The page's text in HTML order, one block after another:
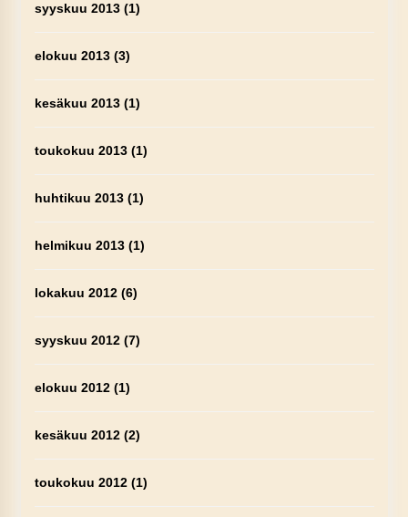
syyskuu 2013(1)
elokuu 2013(3)
kesäkuu 2013(1)
toukokuu 2013(1)
huhtikuu 2013(1)
helmikuu 2013(1)
lokakuu 2012(6)
syyskuu 2012(7)
elokuu 2012(1)
kesäkuu 2012(2)
toukokuu 2012(1)